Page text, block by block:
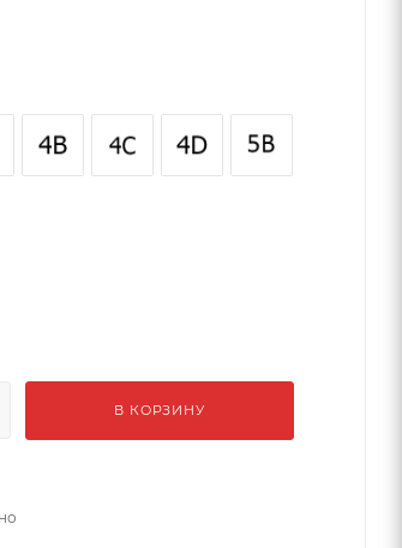
В КОРЗИНУ